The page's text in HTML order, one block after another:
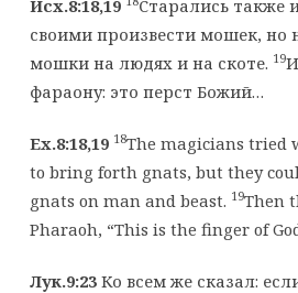
Исх.8:18,19
Старались также
своими произвести мошек, но
мошки на людях и на скоте. 19
фараону: это перст Божий…
Ex.8:18,19 18The magicians tried
to bring forth gnats, but they
gnats on man and beast. 19Then
Pharaoh, “This is the finger of
Лук.9:23Ко всем же сказал: